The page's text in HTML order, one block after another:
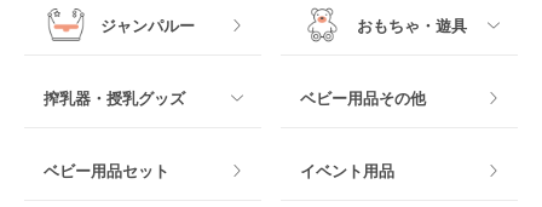
抱っこ紐その他
木製
マット製
ジャンパルー おもちゃ・遊具
搾乳器・授乳グッズ ベビー用品その他
ベビー用品セット イベント用品